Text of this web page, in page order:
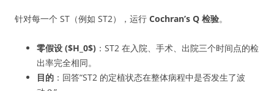
针对每一个 ST（例如 ST2），运行 Cochran’s Q 检验。
零假设 ($H_0$) ：ST2 在入院、手术、出院三个时间点的检
出率完全相同。
目的 ：回答“ST2 的定植状态在整体病程中是否发生了波